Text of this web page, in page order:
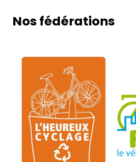
Nos fédérations